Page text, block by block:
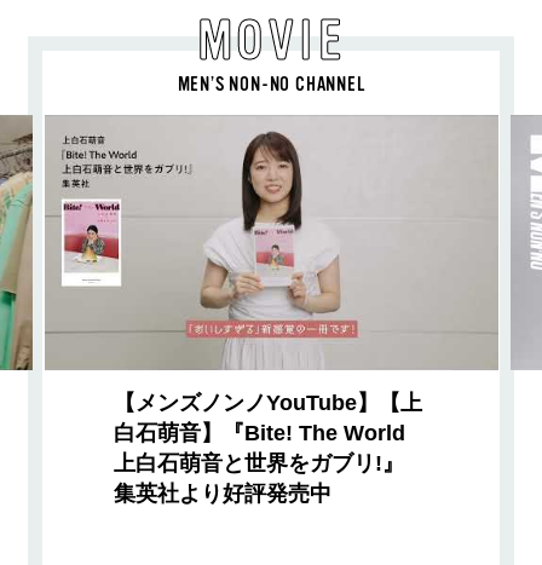
MOVIE
MEN’S NON-NO CHANNEL
【メンズノンノYouTube】【上
白石萌音】『Bite! The World
上白石萌音と世界をガブリ!』
集英社より好評発売中